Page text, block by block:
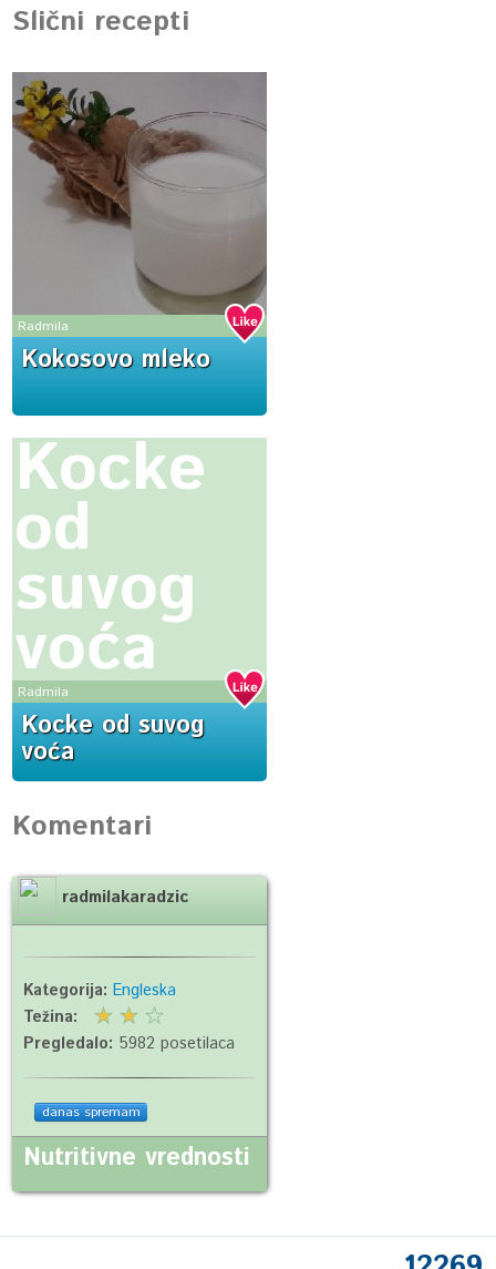
Slični recepti
Radmila
Kokosovo mleko
Kocke
od
suvog
voća
Radmila
Kocke od suvog
voća
Komentari
radmilakaradzic
Kategorija:Engleska
Težina:
Pregledalo: 5982 posetilaca
danas spremam
Nutritivne vrednosti